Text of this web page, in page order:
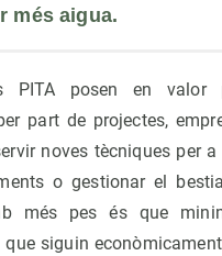
més aigua.
PITA posen en valor
part de projectes,
noves tècniques per
o gestionar el
més pes és que
siguin